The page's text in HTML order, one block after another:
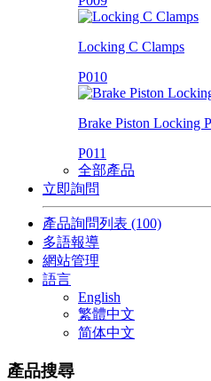
Locking C Clamps
P010
Brake Piston Locking
P011
全部產品
立即詢問
產品詢問列表 (100)
多語報導
網站管理
語言
English
繁體中文
简体中文
產品搜尋